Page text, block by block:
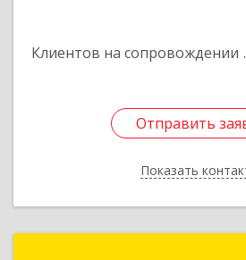
Клиентов на сопровождении
Отправить
Показать
Отправить
Назад